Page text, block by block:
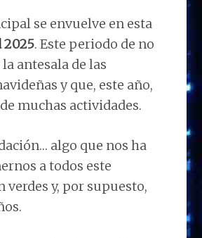
se envuelve en esta
2025. Este periodo de no
antesala de las
y que, este año,
muchas actividades.
algo que nos ha
a todos este
verdes y, por supuesto,